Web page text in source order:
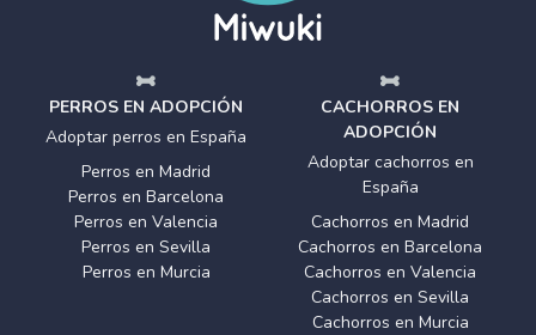
PERROS EN ADOPCIÓN
Adoptar perros en España
Perros en Madrid
Perros en Barcelona
Perros en Valencia
Perros en Sevilla
Perros en Murcia
CACHORROS EN
ADOPCIÓN
Adoptar cachorros en
España
Cachorros en Madrid
Cachorros en Barcelona
Cachorros en Valencia
Cachorros en Sevilla
Cachorros en Murcia